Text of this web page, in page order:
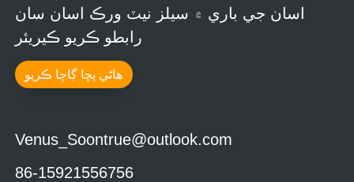
اسان جي باري ۾ سيلز نيٽ ورڪ اسان سان
رابطو ڪريو ڪيريئر
هاڻي پڇا ڳاڇا ڪريو
Venus_Soontrue@outlook.com
86-15921556756